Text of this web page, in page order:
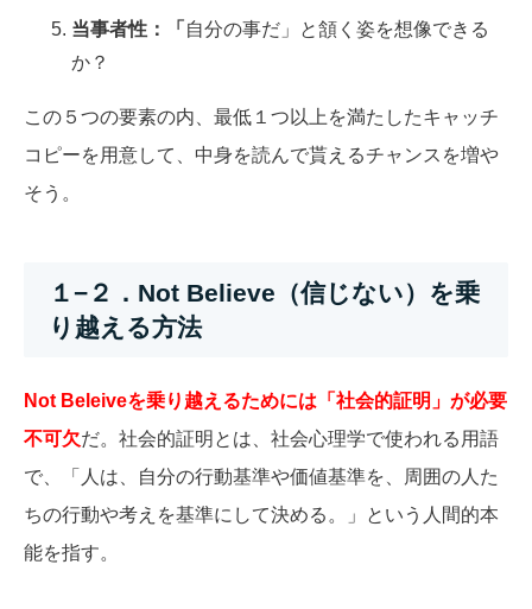
当事者性：「 自分の事だ」と頷く姿を想像できる
か？
この５つの要素の内、最低１つ以上を満たしたキャッチ
コピーを用意して、中身を読んで貰えるチャンスを増や
そう。
１−２．Not Believe（信じない）を乗
り越える方法
Not Beleiveを乗り越えるためには「社会的証明」が必要
不可欠だ。社会的証明とは、社会心理学で使われる用語
で、「人は、自分の行動基準や価値基準を、周囲の人た
ちの行動や考えを基準にして決める。」という人間的本
能を指す。